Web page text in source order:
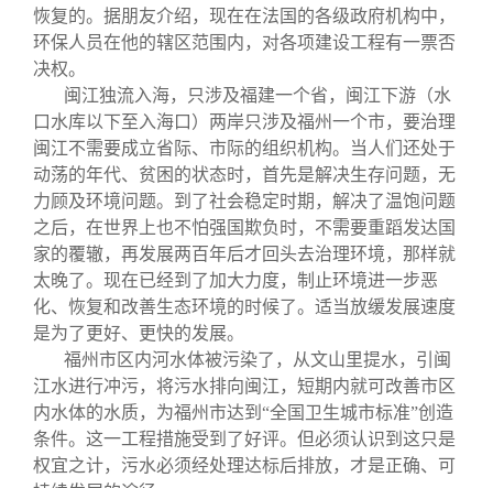
恢复的。据朋友介绍，现在在法国的各级政府机构中，
环保人员在他的辖区范围内，对各项建设工程有一票否
决权。
闽江独流入海，只涉及福建一个省，闽江下游（水
口水库以下至入海口）两岸只涉及福州一个市，要治理
闽江不需要成立省际、市际的组织机构。当人们还处于
动荡的年代、贫困的状态时，首先是解决生存问题，无
力顾及环境问题。到了社会稳定时期，解决了温饱问题
之后，在世界上也不怕强国欺负时，不需要重蹈发达国
家的覆辙，再发展两百年后才回头去治理环境，那样就
太晚了。现在已经到了加大力度，制止环境进一步恶
化、恢复和改善生态环境的时候了。适当放缓发展速度
是为了更好、更快的发展。
福州市区内河水体被污染了，从文山里提水，引闽
江水进行冲污，将污水排向闽江，短期内就可改善市区
内水体的水质，为福州市达到“全国卫生城市标准”创造
条件。这一工程措施受到了好评。但必须认识到这只是
权宜之计，污水必须经处理达标后排放，才是正确、可